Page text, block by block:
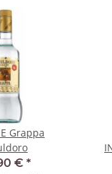
Grappa
€ *